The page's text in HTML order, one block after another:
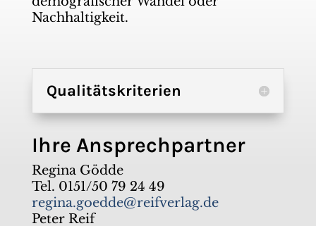
Nachhaltigkeit.
Qualitätskriterien
Ihre Ansprechpartner
Regina Gödde
Tel. 0151/50 79 24 49
regina.goedde@reifverlag.de
Peter Reif